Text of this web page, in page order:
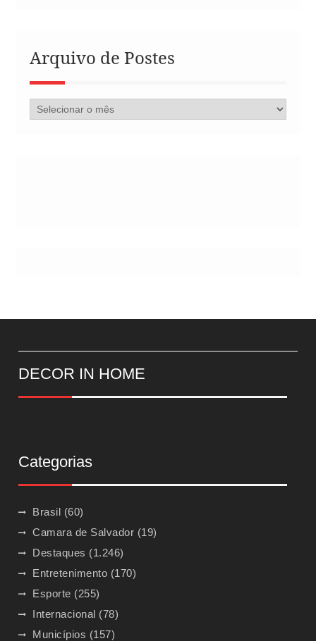
Arquivo de Postes
Arquivo
de
DECOR IN HOME
Categorias
Brasil (60)
Camara de Salvador (19)
Destaques (1.246)
Entretenimento (170)
Esporte (255)
Internacional (78)
Municípios (157)